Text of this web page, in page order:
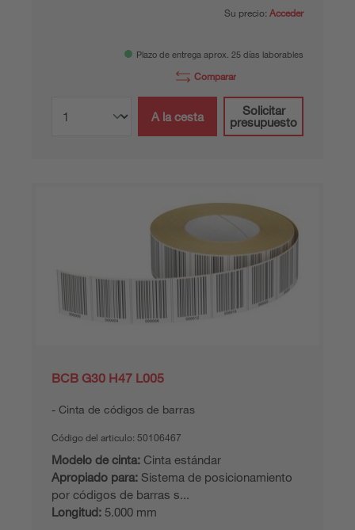
Su precio: Acceder
Plazo de entrega aprox. 25 días laborables
Comparar
A la cesta
Solicitar
presupuesto
BCB G30 H47 L005
Cinta de códigos de barras
Código del articulo: 50106467
Modelo de cinta: Cinta estándar
Apropiado para: Sistema de posicionamiento
por códigos de barras s...
Longitud: 5.000 mm